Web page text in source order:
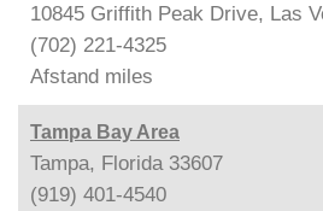
10845 Griffith Peak Drive, Las
(702) 221-4325
Afstand miles
Tampa Bay Area
Tampa, Florida 33607
(919) 401-4540